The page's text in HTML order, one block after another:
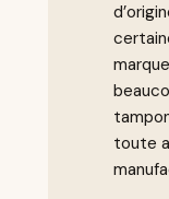
toute